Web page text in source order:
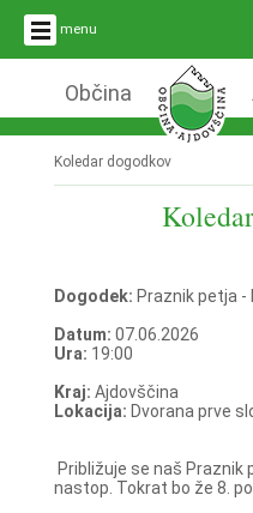
menu
Občina
Koledar dogodkov
Dogodek: Praznik petja -
Datum: 07.06.2026
Ura: 19:00
Kraj: Ajdovščina
Lokacija: Dvorana prve
Približuje se naš Praznik
nastop. Tokrat bo že 8.